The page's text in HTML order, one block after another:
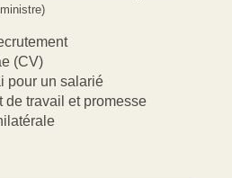
(CV)
pour un salarié
de travail et promesse